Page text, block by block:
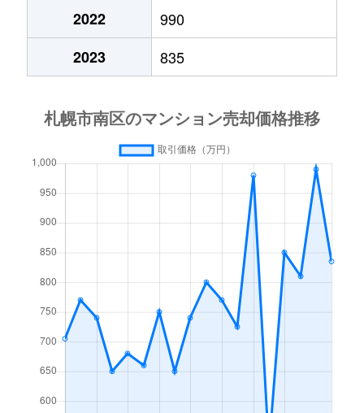
澄川４条
2,800万円
澄川４条
1,700万円
中ノ沢
真駒内
徒歩45分
1,000万円 真駒内
真駒内曙町
自衛隊前
徒歩45分
真駒内泉町
2,400万円 真駒内
徒歩8分
真駒内泉町
真駒内
徒歩8分
真駒内泉町
2,300万円 真駒内
真駒内泉町
4,400万円 真駒内
真駒内柏丘
400万円 真駒内
2022
990
2023
835